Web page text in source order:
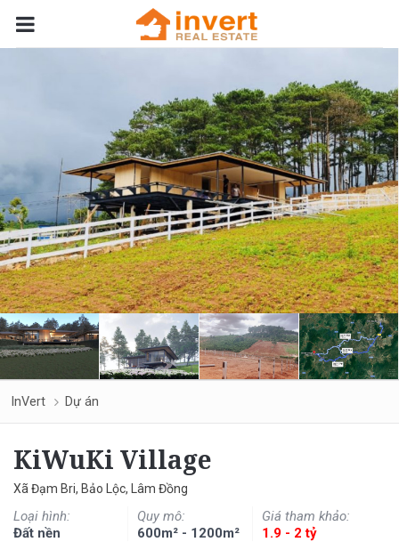
InVert Dự án
KiWuKi Village
Xã Đạm Bri, Bảo Lộc, Lâm Đồng
Loại hình:
Đất nền
Quy mô:
600m² - 1200m²
Giá tham khảo:
1.9 - 2 tỷ